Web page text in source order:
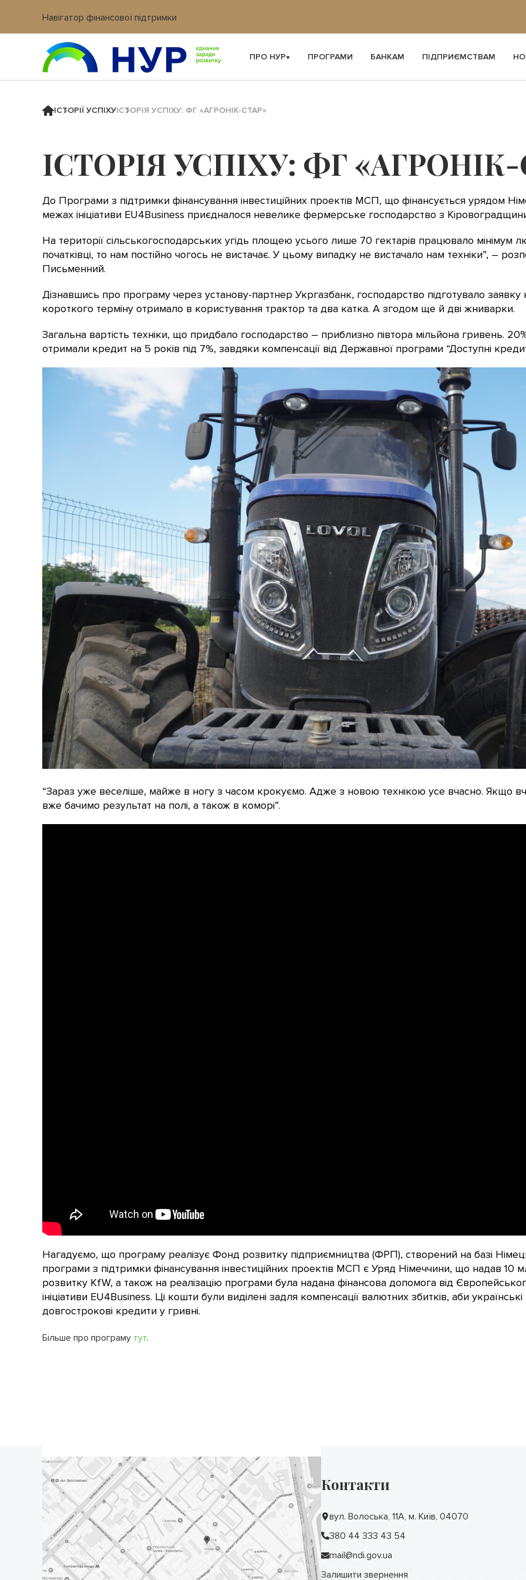
Навігатор фінансової підтримки
Вхід в кабінет IT платформи
ПРО НУР ПРОГРАМИ БАНКАМ ПІДПРИЄМСТВАМ
ІСТОРІЇ УСПІХУІСТОРІЯ УСПІХУ: ФГ «АГРОНІК-СТАР»
ІСТОРІЯ УСПІХУ: ФГ
До Програми з підтримки фінансування інвестиційних проектів МСП, що фінансується урядом
межах ініціативи EU4Business приєдналося невелике фермерське господарство з
На території сільськогосподарських угідь площею усього лише 70 гектарів працювало мінімум
початківці, то нам постійно чогось не вистачає. У цьому випадку не вистачало нам техніки”, ―
Письменний.
Дізнавшись про програму через установу-партнер Укргазбанк, господарство підготувало
короткого терміну отримало в користування трактор та два катка. А згодом ще й дві жниварки.
Загальна вартість техніки, що придбало господарство – приблизно півтора мільйона гривень.
отримали кредит на 5 років під 7%, завдяки компенсації від Державної програми “Доступні
“Зараз уже веселіше, майже в ногу з часом крокуємо. Адже з новою технікою усе вчасно. Якщо
вже бачимо результат на полі, а також в коморі”.
Нагадуємо, що програму реалізує Фонд розвитку підприємництва (ФРП), створений на базі
програми з підтримки фінансування інвестиційних проектів МСП є Уряд Німеччини, що надав
розвитку KfW, а також на реалізацію програми була надана фінансова допомога від
ініціативи EU4Business. Ці кошти були виділені задля компенсації валютних збитків, аби
довгострокові кредити у гривні.
Більше про програму тут.
Контакти
вул. Волоська, 11А, м. Київ, 04070
380 44 333 43 54
mail@ndi.gov.ua
Залишити звернення